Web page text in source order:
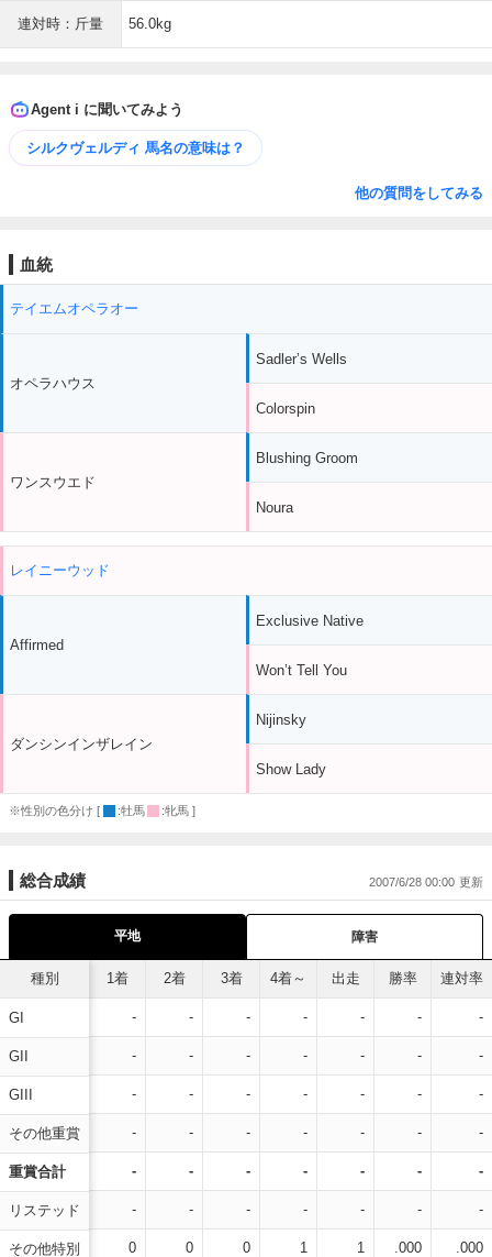
連対時：斤量 56.0kg
Agent i に聞いてみよう
シルクヴェルディ 馬名の意味は？
他の質問をしてみる
血統
テイエムオペラオー
オペラハウス
ワンスウエド
Sadler’s Wells
Colorspin
Blushing Groom
Noura
レイニーウッド
Affirmed
ダンシンインザレイン
Exclusive Native
Won’t Tell You
Nijinsky
Show Lady
※性別の色分け [ :牡馬 :牝馬 ]
総合成績 2007/6/28 00:00
平地 障害
種別
GI
GII
GIII
その他重賞
重賞合計
リステッド
その他特別
1着 2着 3着 4着～ 出走 勝率 連対率
- - - - - - -
- - - - - - -
- - - - - - -
- - - - - - -
- - - - - - -
- - - - - - -
0 0 0 1 1 .000 .000